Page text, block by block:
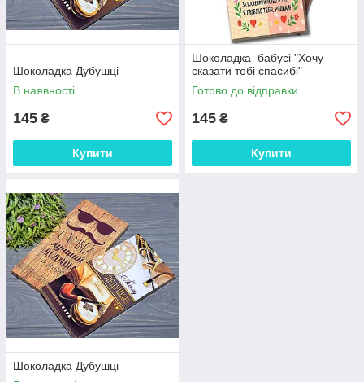
Шоколадка Дубушці
В наявності
145 ₴
Купити
Шоколадка бабусі "Хочу
сказати тобі спасибі"
Готово до відправки
145 ₴
Купити
Шоколадка Дубушці